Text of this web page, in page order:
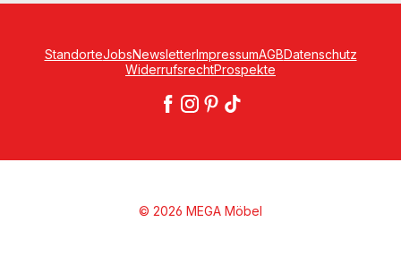
StandorteJobsNewsletterImpressumAGBDatenschutz
WiderrufsrechtProspekte
© 2026 MEGA Möbel